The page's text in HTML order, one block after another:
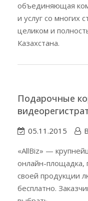
объединяющая
и услуг со многих
целиком и
Казахстана.
Подарочные
05.11.2015
«AllBiz» —
онлайн-площадка,
своей продукции
бесплатно.